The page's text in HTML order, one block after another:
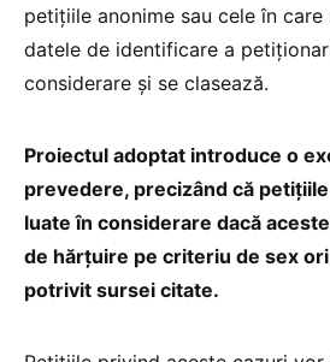
petiţiile anonime sau cele în
datele de identificare a
considerare şi se clasează.
Proiectul adoptat introduce o
prevedere, precizând că
luate în considerare dacă
de hărţuire pe criteriu de sex
potrivit sursei citate.